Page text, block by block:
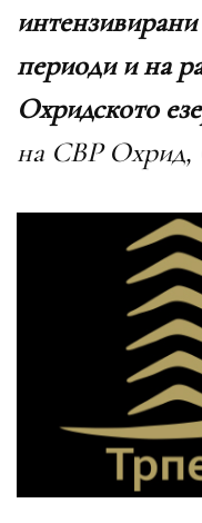
периоди и на
Охридското
на СВР Охрид,